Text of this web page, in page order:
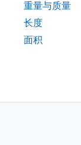
重量与质量
长度
面积